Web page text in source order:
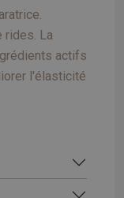
rides. La
actifs
l'élasticité